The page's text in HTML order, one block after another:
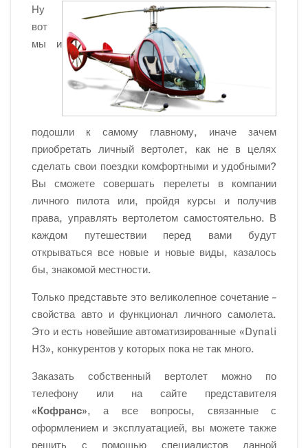
Ну
вот
мы и
подошли к самому главному, иначе зачем
приобретать личный вертолет, как не в целях
сделать свои поездки комфортными и удобными?
Вы сможете совершать перелеты в компании
личного пилота или, пройдя курсы и получив
права, управлять вертолетом самостоятельно. В
каждом путешествии перед вами будут
открываться все новые и новые виды, казалось
бы, знакомой местности.
Только представьте это великолепное сочетание –
свойства авто и функционал личного самолета.
Это и есть новейшие автоматизированные «Dynali
H3», конкурентов у которых пока не так много.
Заказать собственный вертолет можно по
телефону или на сайте представителя
«Кофранс», а все вопросы, связанные с
оформлением и эксплуатацией, вы можете также
решить с помощью специалистов данной